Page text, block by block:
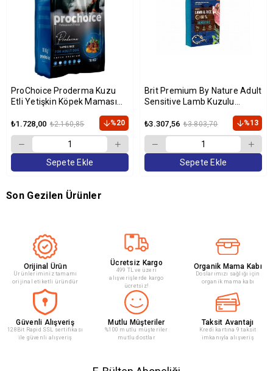
ProChoice Proderma Kuzu
Etli Yetişkin Köpek Maması
₺1.728,00 ₺2.160,85 %20
Sepete Ekle
Brit Premium By Nature Adult
Sensitive Lamb Kuzulu
₺3.307,56 ₺3.803,70 %13
Sepete Ekle
Son Gezilen Ürünler
Orijinal Ürün
Ürünleriminiz tamamı
orijinal etiketli üründür
Ücretsiz Kargo
499 TL ve üzeri
alışverişlerde kargo
ücretsiz!
Organik Mama Kabı
Doslarımızı sağlığı için
organik mama kabı
Güvenli Alışveriş
128Bit Rapid SSL sertifikası
ile güvenli alışveriş
Mutlu Müşteriler
%100 mutlu müşteriler
mutlu dostlar
Taksit Avantajı
Kredi kartına 9 taksit
imkanıyla alışveriş